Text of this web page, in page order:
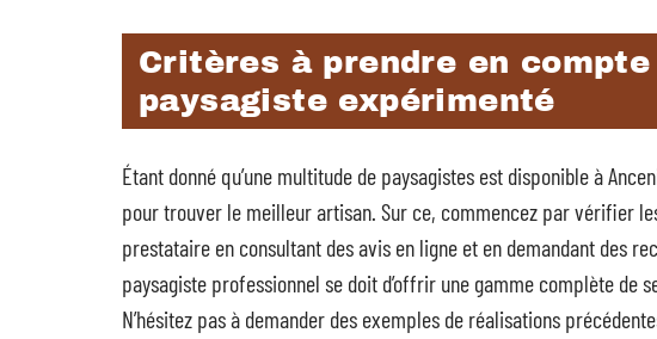
Critères à prendre en
paysagiste expérimenté
Étant donné qu’une multitude de paysagistes est disponible à
pour trouver le meilleur artisan. Sur ce, commencez par vérifier
prestataire en consultant des avis en ligne et en demandant des
paysagiste professionnel se doit d’offrir une gamme complète de
N’hésitez pas à demander des exemples de réalisations